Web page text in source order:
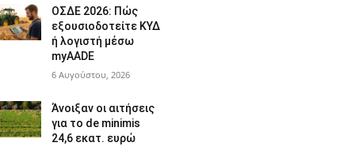
ΟΣΔΕ 2026: Πώς
εξουσιοδοτείτε ΚΥΔ
ή λογιστή μέσω
myAADE
6 Αυγούστου, 2026
Άνοιξαν οι αιτήσεις
για το de minimis
24,6 εκατ. ευρώ